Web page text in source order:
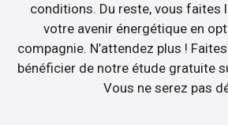
conditions. Du reste, vous faites
votre avenir énergétique en
compagnie. N’attendez plus !
bénéficier de notre étude gratuite
Vous ne serez pas